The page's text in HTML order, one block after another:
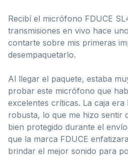
Recibí el micrófono FDUCE
transmisiones en vivo hace
contarte sobre mis primeras
desempaquetarlo.
Al llegar el paquete, estaba
probar este micrófono que
excelentes críticas. La caja
robusta, lo que me hizo sentir
bien protegido durante el
que la marca FDUCE
brindar el mejor sonido para